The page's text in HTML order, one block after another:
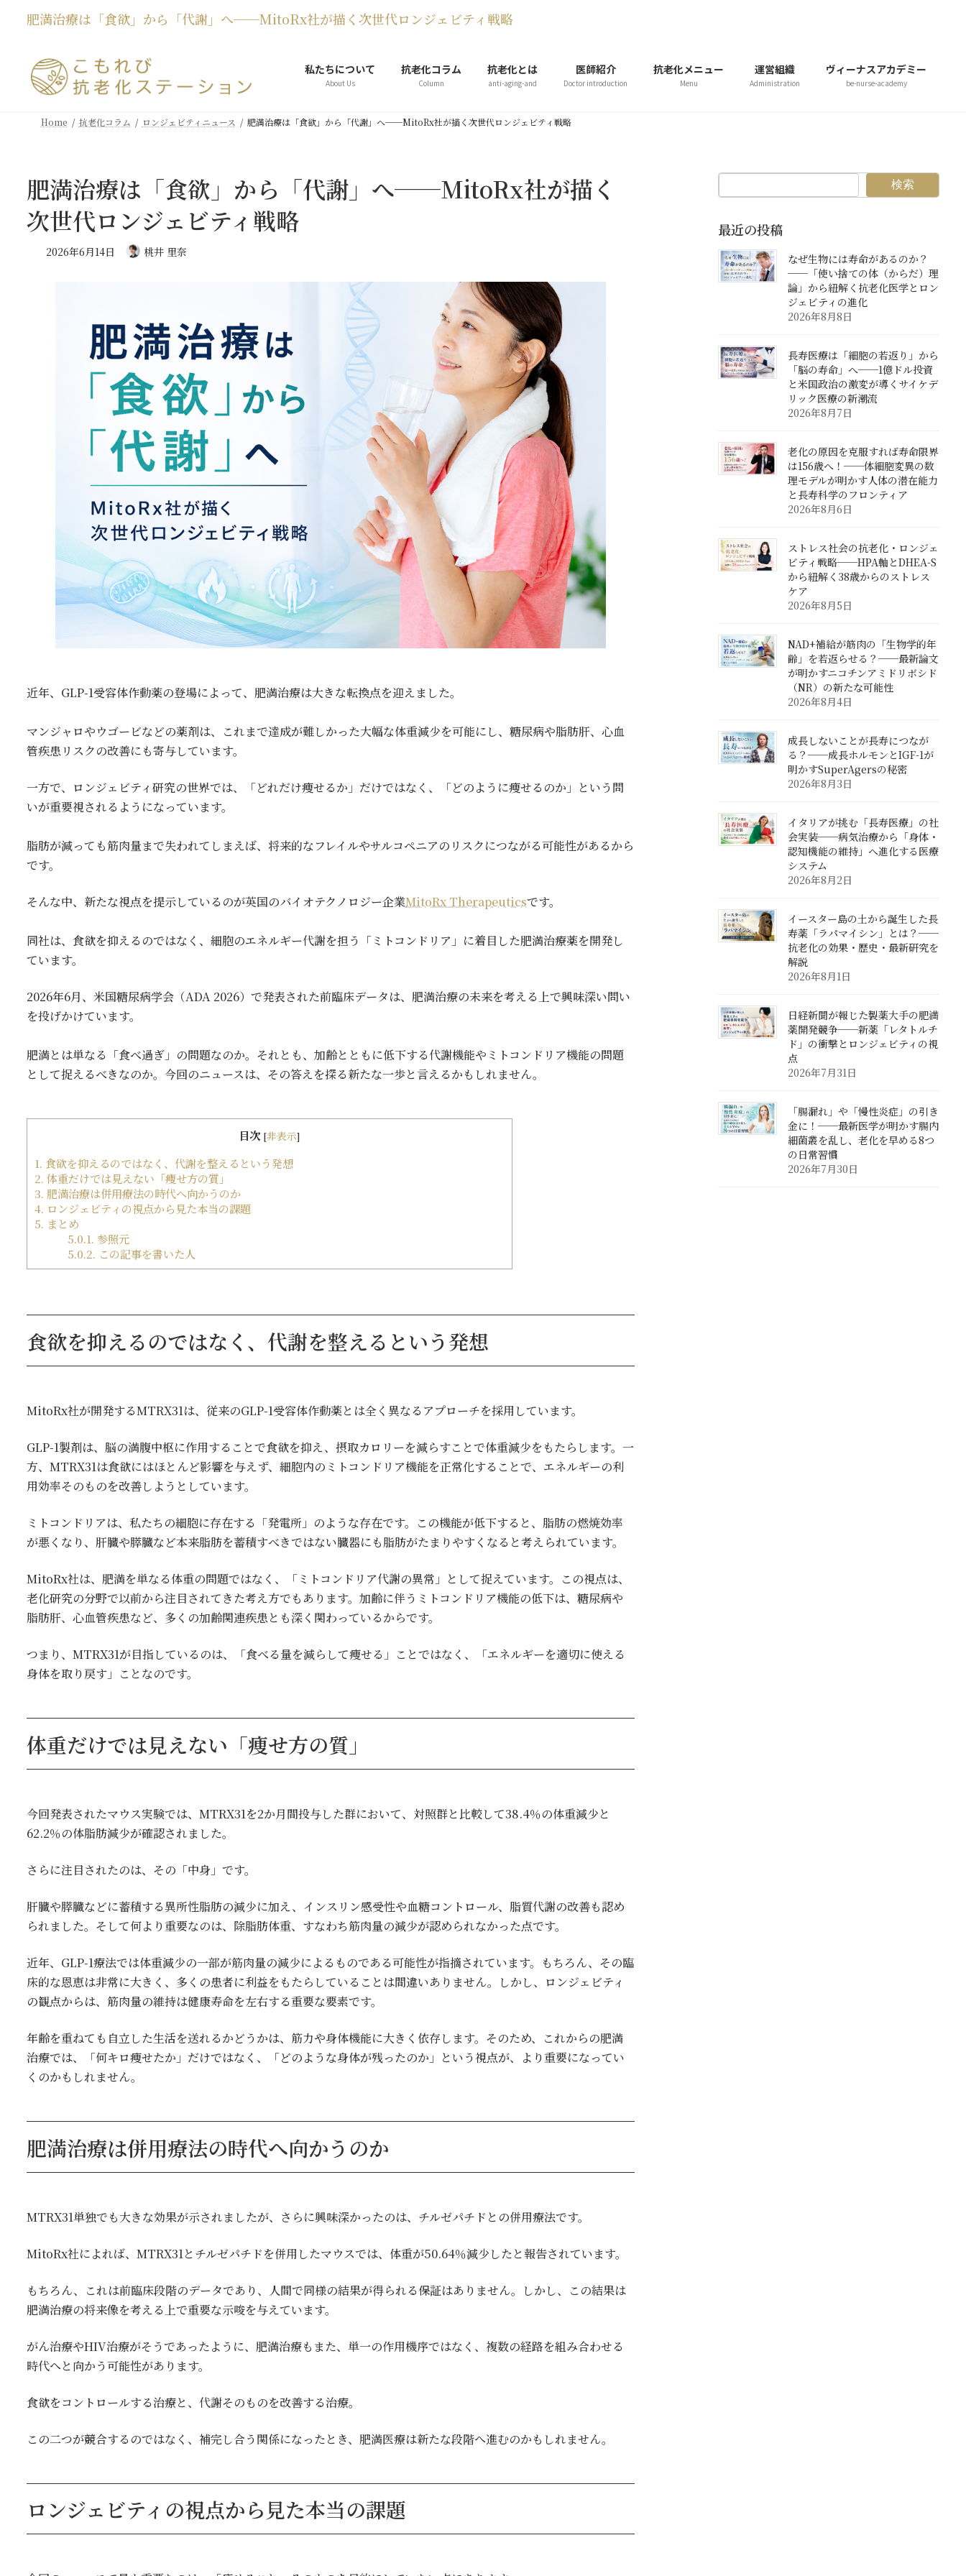
肥満治療は「食欲」から「代謝」へ──MitoRx社が描く次世代ロンジェビティ戦略
私たちについて
About Us
抗老化コラム
Column
抗老化とは
anti-aging-and
医師紹介
Doctor introduction
抗老化メニュー
Menu
運営組織
Administration
ヴィーナスアカデミー
be-nurse-academy
Home 抗老化コラム ロンジェビティニュース 肥満治療は「食欲」から「代謝」へ──MitoRx社が描く次世代ロンジェビティ戦略
肥満治療は「食欲」から「代謝」へ──MitoRx社が描く
次世代ロンジェビティ戦略
2026年6月14日 桃井 里奈
近年、GLP-1受容体作動薬の登場によって、肥満治療は大きな転換点を迎えました。
マンジャロやウゴービなどの薬剤は、これまで達成が難しかった大幅な体重減少を可能にし、糖尿病や脂肪肝、心血
管疾患リスクの改善にも寄与しています。
一方で、ロンジェビティ研究の世界では、「どれだけ痩せるか」だけではなく、「どのように痩せるのか」という問
いが重要視されるようになっています。
脂肪が減っても筋肉量まで失われてしまえば、将来的なフレイルやサルコペニアのリスクにつながる可能性があるから
です。
そんな中、新たな視点を提示しているのが英国のバイオテクノロジー企業MitoRx Therapeuticsです。
同社は、食欲を抑えるのではなく、細胞のエネルギー代謝を担う「ミトコンドリア」に着目した肥満治療薬を開発し
ています。
2026年6月、米国糖尿病学会（ADA 2026）で発表された前臨床データは、肥満治療の未来を考える上で興味深い問い
を投げかけています。
肥満とは単なる「食べ過ぎ」の問題なのか。それとも、加齢とともに低下する代謝機能やミトコンドリア機能の問題
として捉えるべきなのか。今回のニュースは、その答えを探る新たな一歩と言えるかもしれません。
目次 [非表示]
1. 食欲を抑えるのではなく、代謝を整えるという発想
2. 体重だけでは見えない「痩せ方の質」
3. 肥満治療は併用療法の時代へ向かうのか
4. ロンジェビティの視点から見た本当の課題
5. まとめ
5.0.1. 参照元
5.0.2. この記事を書いた人
食欲を抑えるのではなく、代謝を整えるという発想
MitoRx社が開発するMTRX31は、従来のGLP-1受容体作動薬とは全く異なるアプローチを採用しています。
GLP-1製剤は、脳の満腹中枢に作用することで食欲を抑え、摂取カロリーを減らすことで体重減少をもたらします。一
方、MTRX31は食欲にはほとんど影響を与えず、細胞内のミトコンドリア機能を正常化することで、エネルギーの利
用効率そのものを改善しようとしています。
ミトコンドリアは、私たちの細胞に存在する「発電所」のような存在です。この機能が低下すると、脂肪の燃焼効率
が悪くなり、肝臓や膵臓など本来脂肪を蓄積すべきではない臓器にも脂肪がたまりやすくなると考えられています。
MitoRx社は、肥満を単なる体重の問題ではなく、「ミトコンドリア代謝の異常」として捉えています。この視点は、
老化研究の分野で以前から注目されてきた考え方でもあります。加齢に伴うミトコンドリア機能の低下は、糖尿病や
脂肪肝、心血管疾患など、多くの加齢関連疾患とも深く関わっているからです。
つまり、MTRX31が目指しているのは、「食べる量を減らして痩せる」ことではなく、「エネルギーを適切に使える
身体を取り戻す」ことなのです。
体重だけでは見えない「痩せ方の質」
今回発表されたマウス実験では、MTRX31を2か月間投与した群において、対照群と比較して38.4％の体重減少と
62.2％の体脂肪減少が確認されました。
さらに注目されたのは、その「中身」です。
肝臓や膵臓などに蓄積する異所性脂肪の減少に加え、インスリン感受性や血糖コントロール、脂質代謝の改善も認め
られました。そして何より重要なのは、除脂肪体重、すなわち筋肉量の減少が認められなかった点です。
近年、GLP-1療法では体重減少の一部が筋肉量の減少によるものである可能性が指摘されています。もちろん、その臨
床的な恩恵は非常に大きく、多くの患者に利益をもたらしていることは間違いありません。しかし、ロンジェビティ
の観点からは、筋肉量の維持は健康寿命を左右する重要な要素です。
年齢を重ねても自立した生活を送れるかどうかは、筋力や身体機能に大きく依存します。そのため、これからの肥満
治療では、「何キロ痩せたか」だけではなく、「どのような身体が残ったのか」という視点が、より重要になってい
くのかもしれません。
肥満治療は併用療法の時代へ向かうのか
MTRX31単独でも大きな効果が示されましたが、さらに興味深かったのは、チルゼパチドとの併用療法です。
MitoRx社によれば、MTRX31とチルゼパチドを併用したマウスでは、体重が50.64％減少したと報告されています。
もちろん、これは前臨床段階のデータであり、人間で同様の結果が得られる保証はありません。しかし、この結果は
肥満治療の将来像を考える上で重要な示唆を与えています。
がん治療やHIV治療がそうであったように、肥満治療もまた、単一の作用機序ではなく、複数の経路を組み合わせる
時代へと向かう可能性があります。
食欲をコントロールする治療と、代謝そのものを改善する治療。
この二つが競合するのではなく、補完し合う関係になったとき、肥満医療は新たな段階へ進むのかもしれません。
ロンジェビティの視点から見た本当の課題
検索
最近の投稿
なぜ生物には寿命があるのか？
──「使い捨ての体（からだ）理
論」から紐解く抗老化医学とロン
ジェビティの進化
2026年8月8日
長寿医療は「細胞の若返り」から
「脳の寿命」へ──1億ドル投資
と米国政治の激変が導くサイケデ
リック医療の新潮流
2026年8月7日
老化の原因を克服すれば寿命限界
は156歳へ！──体細胞変異の数
理モデルが明かす人体の潜在能力
と長寿科学のフロンティア
2026年8月6日
ストレス社会の抗老化・ロンジェ
ビティ戦略──HPA軸とDHEA-S
から紐解く38歳からのストレス
ケア
2026年8月5日
NAD+補給が筋肉の「生物学的年
齢」を若返らせる？──最新論文
が明かすニコチンアミドリボシド
（NR）の新たな可能性
2026年8月4日
成長しないことが長寿につなが
る？──成長ホルモンとIGF-1が
明かすSuperAgersの秘密
2026年8月3日
イタリアが挑む「長寿医療」の社
会実装──病気治療から「身体・
認知機能の維持」へ進化する医療
システム
2026年8月2日
イースター島の土から誕生した長
寿薬「ラパマイシン」とは？──
抗老化の効果・歴史・最新研究を
解説
2026年8月1日
日経新聞が報じた製薬大手の肥満
薬開発競争──新薬「レタトルチ
ド」の衝撃とロンジェビティの視
点
2026年7月31日
「腸漏れ」や「慢性炎症」の引き
金に！──最新医学が明かす腸内
細菌叢を乱し、老化を早める8つ
の日常習慣
2026年7月30日